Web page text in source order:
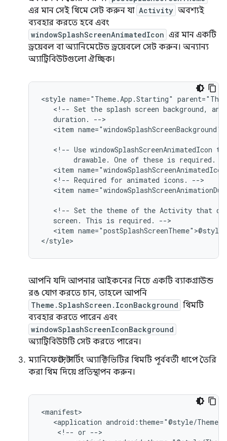
এর মান সেই থিমে সেট করুন যা Activity অবশ্যই
ব্যবহার করতে হবে এবং
windowSplashScreenAnimatedIcon এর মান একটি
ড্রয়েবল বা অ্যানিমেটেড ড্রয়েবলে সেট করুন। অন্যান্য
অ্যাট্রিবিউটগুলো ঐচ্ছিক।
<style name="Theme.App.Starting"
<!-- Set the splash screen background,
duration.
<item
<!-- Use windowSplashScreenAnimatedIcon to
drawable. One of these is required.
<item
<!-- Required for animated icons.
<item
<!-- Set the theme of the Activity that
screen.
This is required.
<item
আপনি যদি আপনার আইকনের নিচে একটি ব্যাকগ্রাউন্ড
রঙ যোগ করতে চান, তাহলে আপনি
Theme.SplashScreen.IconBackground থিমটি
ব্যবহার করতে পারেন এবং
windowSplashScreenIconBackground
অ্যাট্রিবিউটটি সেট করতে পারেন।
ম্যানিফেস্টে, স্টার্টিং অ্যাক্টিভিটির থিমটি পূর্ববর্তী ধাপে তৈরি
করা থিম দিয়ে প্রতিস্থাপন করুন।
<application
<!-- or